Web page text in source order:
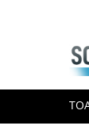
Toate